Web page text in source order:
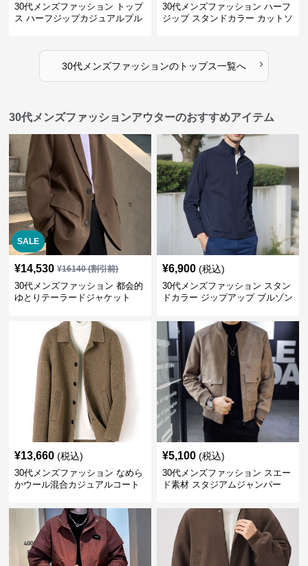
30代メンズファッション トップ
ス ハーフジップカジュアルプル
30代メンズファッション ハーフ
ジップ スタンドカラー カットソ
30代メンズファッションのトップス一覧へ ›
30代メンズファッションアウターのおすすめアイテム
SALE
¥14,530 ¥16140(割引前)
30代メンズファッション 都会的
ゆとりテーラードジャケット
¥6,900 (税込)
30代メンズファッション スタン
ドカラー ジップアップ ブルゾン
¥13,660 (税込)
30代メンズファッション なめら
かウール混合カジュアルコート
¥5,100 (税込)
30代メンズファッション スエー
ド素材 スタジアムジャンパー